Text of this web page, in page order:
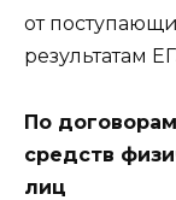
от
результатам
По
средств
лиц